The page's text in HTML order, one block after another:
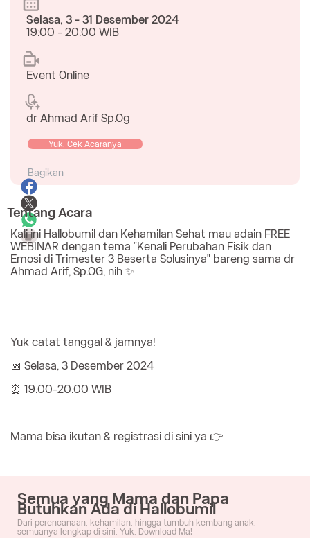
Selasa, 3 - 31 Desember 2024
19:00 - 20:00 WIB
Event Online
dr Ahmad Arif Sp.Og
Yuk, Cek Acaranya
Bagikan
Tentang Acara
Kali ini Hallobumil dan Kehamilan Sehat mau adain FREE
WEBINAR dengan tema "Kenali Perubahan Fisik dan
Emosi di Trimester 3 Beserta Solusinya" bareng sama dr
Ahmad Arif, Sp.OG, nih ✨
Yuk catat tanggal & jamnya!
📅 Selasa, 3 Desember 2024
⏰ 19.00-20.00 WIB
Mama bisa ikutan & registrasi di sini ya 👉
Semua yang Mama dan Papa
Butuhkan Ada di Hallobumil
Dari perencanaan, kehamilan, hingga tumbuh kembang anak,
semuanya lengkap di sini. Yuk, Download Ma!